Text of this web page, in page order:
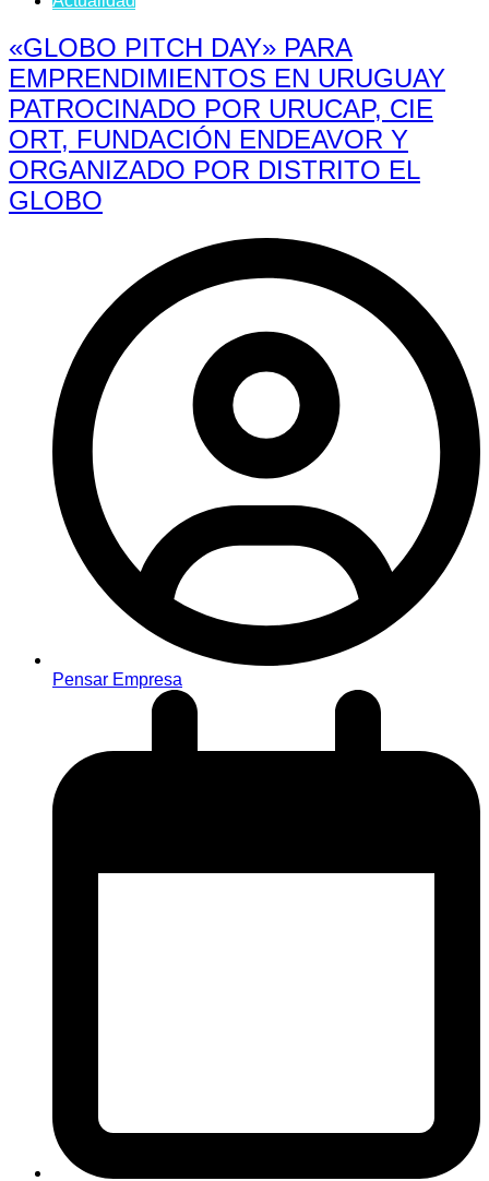
«GLOBO PITCH DAY» PARA
EMPRENDIMIENTOS EN URUGUAY
PATROCINADO POR URUCAP, CIE
ORT, FUNDACIÓN ENDEAVOR Y
ORGANIZADO POR DISTRITO EL
GLOBO
Pensar Empresa